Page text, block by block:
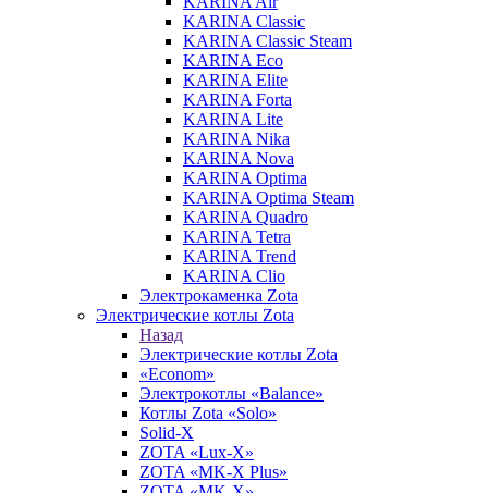
KARINA Classic
KARINA Classic Steam
KARINA Eco
KARINA Elite
KARINA Forta
KARINA Lite
KARINA Nika
KARINA Nova
KARINA Optima
KARINA Optima Steam
KARINA Quadro
KARINA Tetra
KARINA Trend
KARINA Clio
Электрокаменка Zota
Электрические котлы Zota
Назад
Электрические котлы Zota
«Econom»
Электрокотлы «Balance»
Котлы Zota «Solo»
Solid-X
ZOTA «Lux-X»
ZOTA «MK-X Plus»